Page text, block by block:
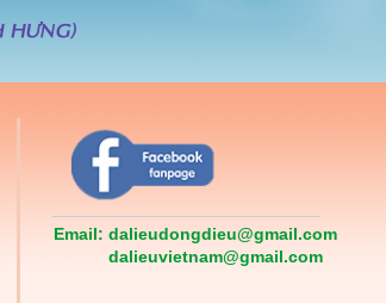
Email: dalieudongdieu@gmail.com
dalieuvietnam@gmail.com